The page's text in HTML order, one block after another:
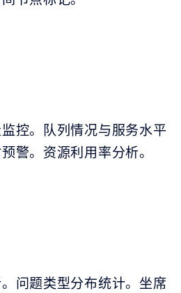
控。队列情况与服务水平
警。资源利用率分析。
问题类型分布统计。坐席